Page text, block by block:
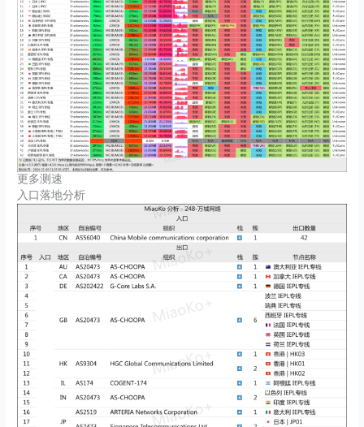
更多测速
入口落地分析